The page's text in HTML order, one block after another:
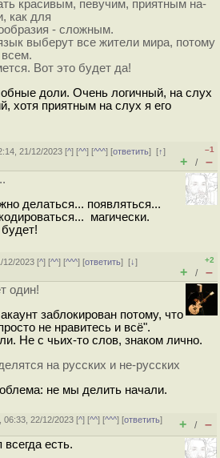
красивым, певучим, приятным на-
как для
- сложным.
выберут все жители мира, потому
всем.
Вот это будет да!
доли. Очень логичный, на слух
хотя приятным на слух я его
21/12/2023 [^] [^^] [^^^] [ответить][↑]
–1
+ / –
делаться... появляться...
магически.
12/2023 [^] [^^] [^^^] [ответить][↓]
+2
+ / –
один!
заблокирован потому, что
не нравитесь и всё".
Не с чьих-то слов, знаком лично.
на русских и не-русских
не мы делить начали.
06:33, 22/12/2023 [^] [^^] [^^^] [ответить]
+ / –
есть.